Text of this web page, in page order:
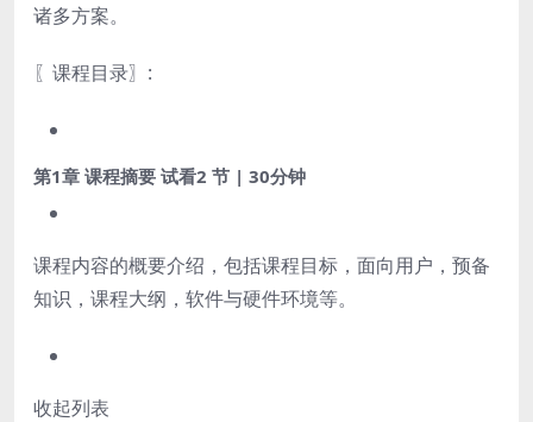
诸多方案。
〖课程目录〗:
第1章 课程摘要 试看2 节 | 30分钟
课程内容的概要介绍，包括课程目标，面向用户，预备
知识，课程大纲，软件与硬件环境等。
收起列表